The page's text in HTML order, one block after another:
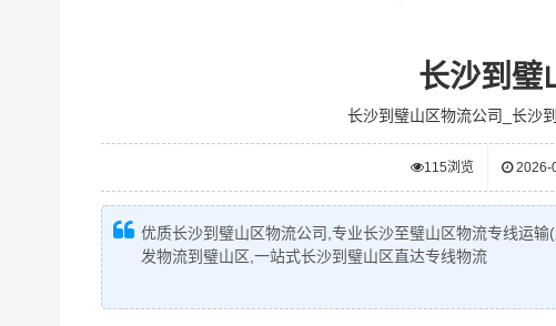
长沙到璧
长沙到璧山区物流公司_长沙
115浏览 2026-
优质长沙到璧山区物流公司,专业长沙至璧山区物流专线运
发物流到璧山区,一站式长沙到璧山区直达专线物流